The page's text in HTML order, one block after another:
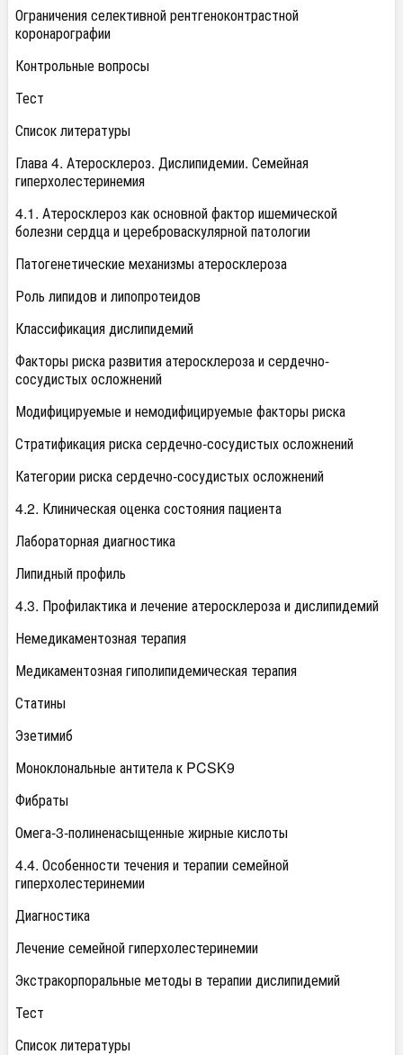
Ограничения селективной рентгеноконтрастной
коронарографии
Контрольные вопросы
Тест
Список литературы
Глава 4. Атеросклероз. Дислипидемии. Семейная
гиперхолестеринемия
4.1. Атеросклероз как основной фактор ишемической
болезни сердца и цереброваскулярной патологии
Патогенетические механизмы атеросклероза
Роль липидов и липопротеидов
Классификация дислипидемий
Факторы риска развития атеросклероза и сердечно-
сосудистых осложнений
Модифицируемые и немодифицируемые факторы риска
Стратификация риска сердечно-сосудистых осложнений
Категории риска сердечно-сосудистых осложнений
4.2. Клиническая оценка состояния пациента
Лабораторная диагностика
Липидный профиль
4.3. Профилактика и лечение атеросклероза и дислипидемий
Немедикаментозная терапия
Медикаментозная гиполипидемическая терапия
Статины
Эзетимиб
Моноклональные антитела к PCSK9
Фибраты
Омега-3-полиненасыщенные жирные кислоты
4.4. Особенности течения и терапии семейной
гиперхолестеринемии
Диагностика
Лечение семейной гиперхолестеринемии
Экстракорпоральные методы в терапии дислипидемий
Тест
Список литературы